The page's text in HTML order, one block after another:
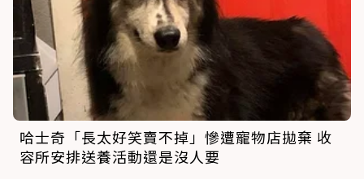
哈士奇「長太好笑賣不掉」慘遭寵物店拋棄 收
容所安排送養活動還是沒人要